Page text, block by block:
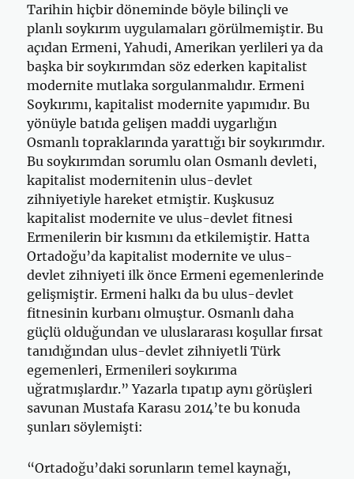
Tarihin hiçbir döneminde böyle bilinçli ve
planlı soykırım uygulamaları görülmemiştir. Bu
açıdan Ermeni, Yahudi, Amerikan yerlileri ya da
başka bir soykırımdan söz ederken kapitalist
modernite mutlaka sorgulanmalıdır. Ermeni
Soykırımı, kapitalist modernite yapımıdır. Bu
yönüyle batıda gelişen maddi uygarlığın
Osmanlı topraklarında yarattığı bir soykırımdır.
Bu soykırımdan sorumlu olan Osmanlı devleti,
kapitalist modernitenin ulus-devlet
zihniyetiyle hareket etmiştir. Kuşkusuz
kapitalist modernite ve ulus-devlet fitnesi
Ermenilerin bir kısmını da etkilemiştir. Hatta
Ortadoğu’da kapitalist modernite ve ulus-
devlet zihniyeti ilk önce Ermeni egemenlerinde
gelişmiştir. Ermeni halkı da bu ulus-devlet
fitnesinin kurbanı olmuştur. Osmanlı daha
güçlü olduğundan ve uluslararası koşullar fırsat
tanıdığından ulus-devlet zihniyetli Türk
egemenleri, Ermenileri soykırıma
uğratmışlardır.” Yazarla tıpatıp aynı görüşleri
savunan Mustafa Karasu 2014’te bu konuda
şunları söylemişti:
“Ortadoğu’daki sorunların temel kaynağı,